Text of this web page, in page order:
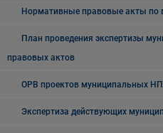
Нормативные правовые акты по
План проведения экспертизы
правовых актов
ОРВ проектов муниципальных
Экспертиза действующих